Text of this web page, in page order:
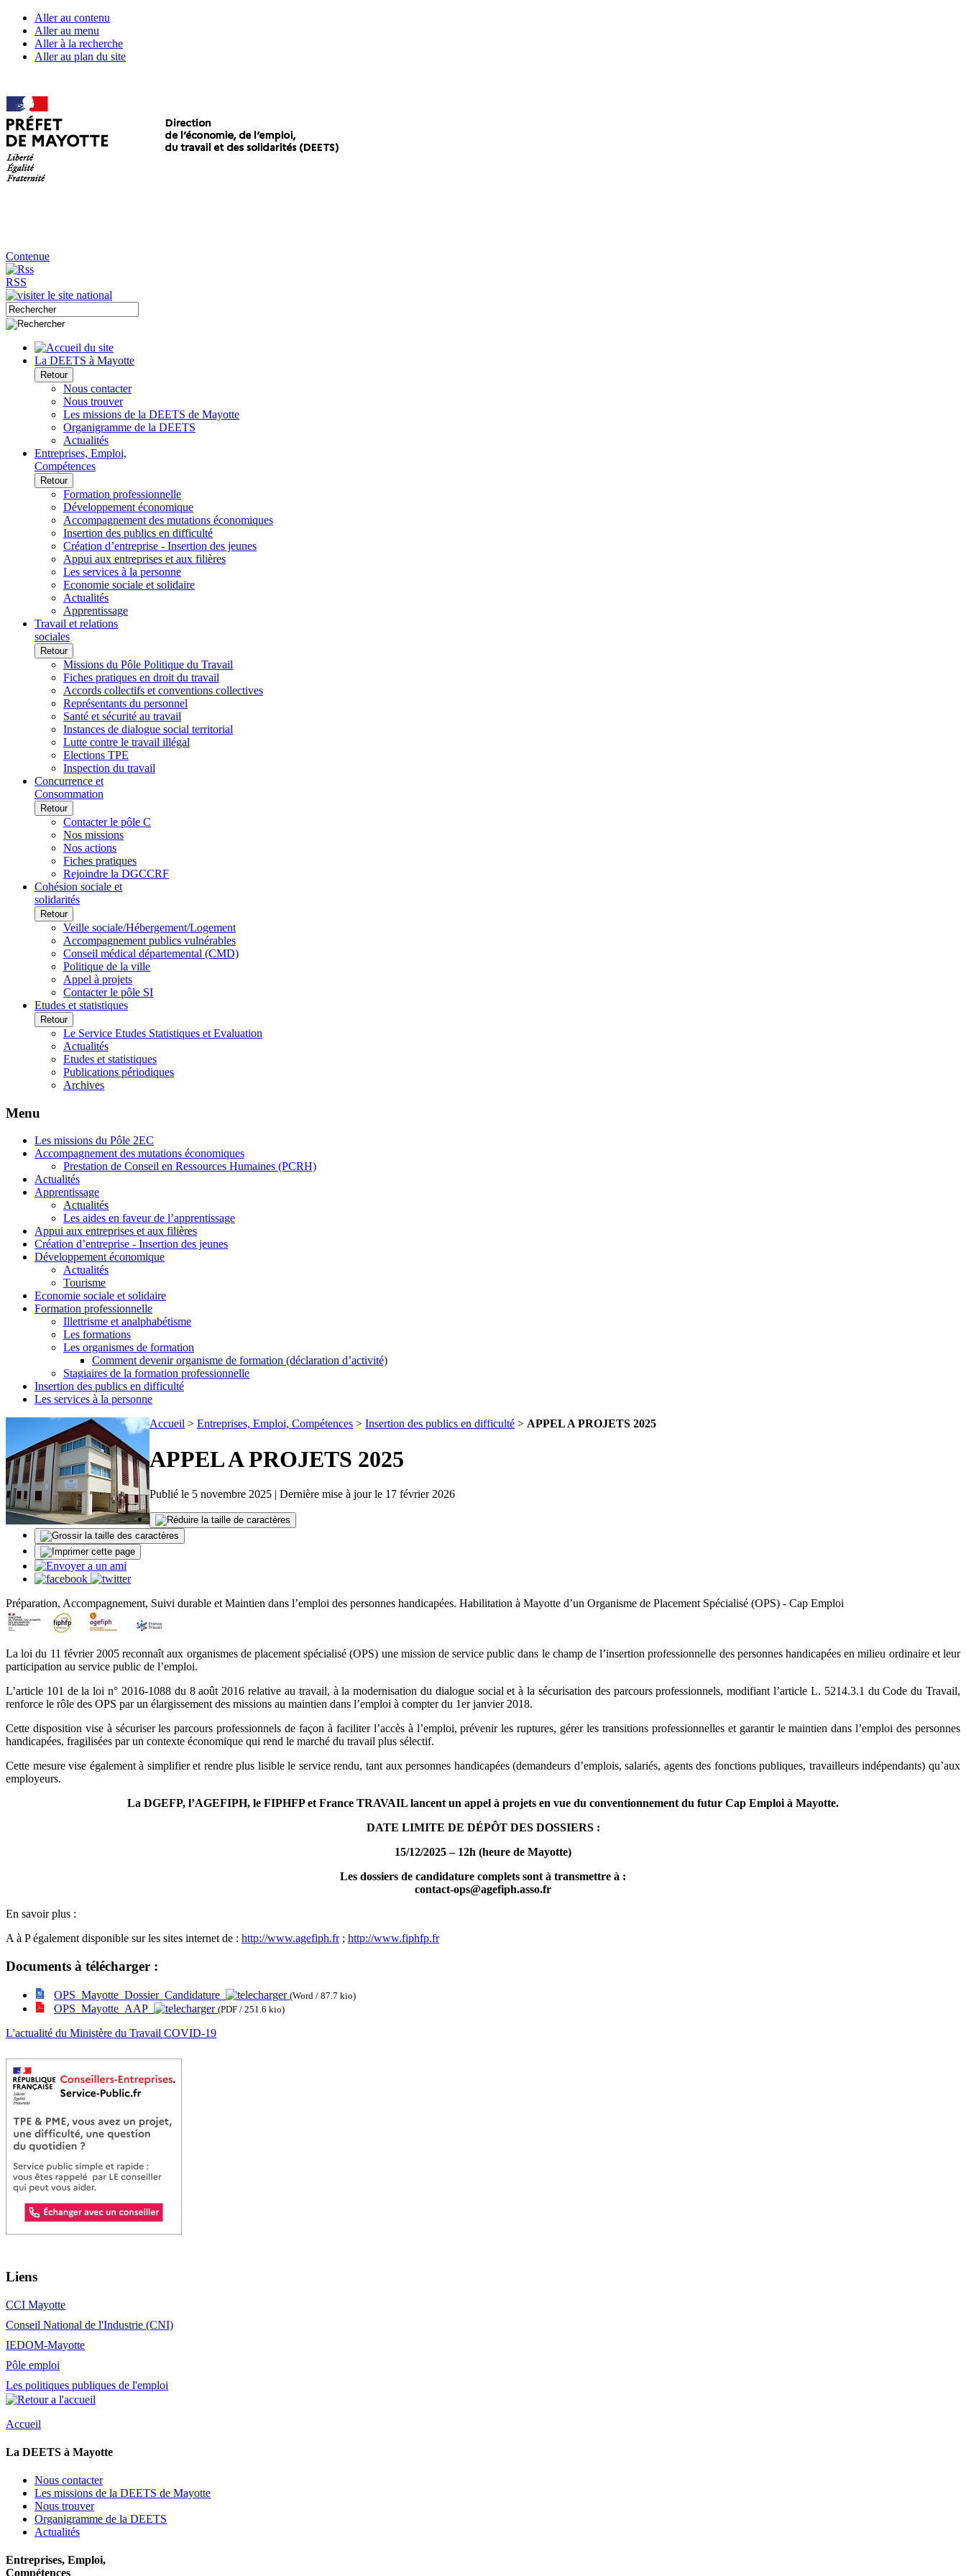
Aller au contenu
Aller au menu
Aller à la recherche
Aller au plan du site
Contenue
RSS
La DEETS à Mayotte
Retour
Nous contacter
Nous trouver
Les missions de la DEETS de Mayotte
Organigramme de la DEETS
Actualités
Entreprises, Emploi,
Compétences
Retour
Formation professionnelle
Développement économique
Accompagnement des mutations économiques
Insertion des publics en difficulté
Création d’entreprise - Insertion des jeunes
Appui aux entreprises et aux filières
Les services à la personne
Economie sociale et solidaire
Actualités
Apprentissage
Travail et relations
sociales
Retour
Missions du Pôle Politique du Travail
Fiches pratiques en droit du travail
Accords collectifs et conventions collectives
Représentants du personnel
Santé et sécurité au travail
Instances de dialogue social territorial
Lutte contre le travail illégal
Elections TPE
Inspection du travail
Concurrence et
Consommation
Retour
Contacter le pôle C
Nos missions
Nos actions
Fiches pratiques
Rejoindre la DGCCRF
Cohésion sociale et
solidarités
Retour
Veille sociale/Hébergement/Logement
Accompagnement publics vulnérables
Conseil médical départemental (CMD)
Politique de la ville
Appel à projets
Contacter le pôle SI
Etudes et statistiques
Retour
Le Service Etudes Statistiques et Evaluation
Actualités
Etudes et statistiques
Publications périodiques
Archives
Menu
Les missions du Pôle 2EC
Accompagnement des mutations économiques
Prestation de Conseil en Ressources Humaines (PCRH)
Actualités
Apprentissage
Actualités
Les aides en faveur de l’apprentissage
Appui aux entreprises et aux filières
Création d’entreprise - Insertion des jeunes
Développement économique
Actualités
Tourisme
Economie sociale et solidaire
Formation professionnelle
Illettrisme et analphabétisme
Les formations
Les organismes de formation
Comment devenir organisme de formation (déclaration d’activité)
Stagiaires de la formation professionnelle
Insertion des publics en difficulté
Les services à la personne
Accueil > Entreprises, Emploi, Compétences > Insertion des publics en difficulté > APPEL A PROJETS 2025
APPEL A PROJETS 2025
Publié le 5 novembre 2025 | Dernière mise à jour le 17 février 2026
Préparation, Accompagnement, Suivi durable et Maintien dans l’emploi des personnes handicapées. Habilitation à Mayotte d’un Organisme de Placement Spécialisé (OPS) - Cap Emploi
La loi du 11 février 2005 reconnaît aux organismes de placement spécialisé (OPS) une mission de service public dans le champ de l’insertion professionnelle des personnes handicapées en milieu ordinaire et leur
participation au service public de l’emploi.
L’article 101 de la loi n° 2016-1088 du 8 août 2016 relative au travail, à la modernisation du dialogue social et à la sécurisation des parcours professionnels, modifiant l’article L. 5214.3.1 du Code du Travail,
renforce le rôle des OPS par un élargissement des missions au maintien dans l’emploi à compter du 1er janvier 2018.
Cette disposition vise à sécuriser les parcours professionnels de façon à faciliter l’accès à l’emploi, prévenir les ruptures, gérer les transitions professionnelles et garantir le maintien dans l’emploi des personnes
handicapées, fragilisées par un contexte économique qui rend le marché du travail plus sélectif.
Cette mesure vise également à simplifier et rendre plus lisible le service rendu, tant aux personnes handicapées (demandeurs d’emplois, salariés, agents des fonctions publiques, travailleurs indépendants) qu’aux
employeurs.
La DGEFP, l’AGEFIPH, le FIPHFP et France TRAVAIL lancent un appel à projets en vue du conventionnement du futur Cap Emploi à Mayotte.
DATE LIMITE DE DÉPÔT DES DOSSIERS :
15/12/2025 – 12h (heure de Mayotte)
Les dossiers de candidature complets sont à transmettre à :
contact-ops@agefiph.asso.fr
En savoir plus :
A à P également disponible sur les sites internet de : http://www.agefiph.fr; http://www.fiphfp.fr
Documents à télécharger :
OPS_Mayotte_Dossier_Candidature (Word / 87.7 kio)
OPS_Mayotte_AAP (PDF / 251.6 kio)
L'actualité du Ministère du Travail COVID-19
Liens
CCI Mayotte
Conseil National de l'Industrie (CNI)
IEDOM-Mayotte
Pôle emploi
Les politiques publiques de l'emploi
Accueil
La DEETS à Mayotte
Nous contacter
Les missions de la DEETS de Mayotte
Nous trouver
Organigramme de la DEETS
Actualités
Entreprises, Emploi,
Compétences